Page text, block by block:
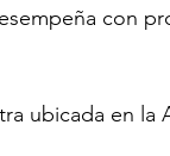
con
ubicada en